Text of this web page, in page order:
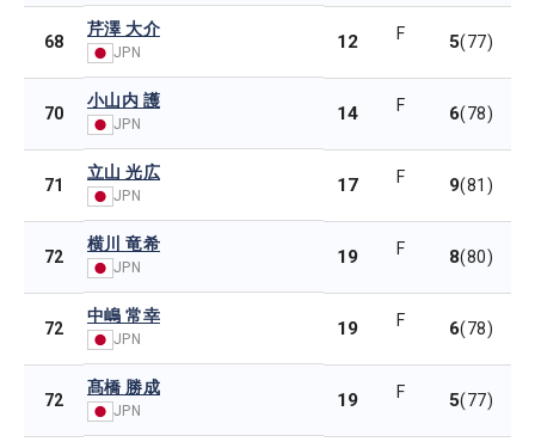
68
芹澤 大介
JPN 12 F 5(77)
70
小山内 護
JPN 14 F 6(78)
71
立山 光広
JPN 17 F 9(81)
72
横川 竜希
JPN 19 F 8(80)
72
中嶋 常幸
JPN 19 F 6(78)
72
髙橋 勝成
JPN 19 F 5(77)